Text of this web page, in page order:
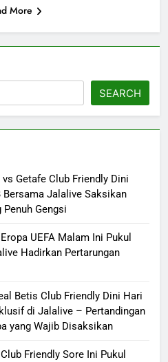
More
SEARCH
Getafe Club Friendly Dini
Bersama Jalalive Saksikan
Penuh Gengsi
UEFA Malam Ini Pukul
Hadirkan Pertarungan
Betis Club Friendly Dini Hari
di Jalalive – Pertandingan
yang Wajib Disaksikan
Friendly Sore Ini Pukul